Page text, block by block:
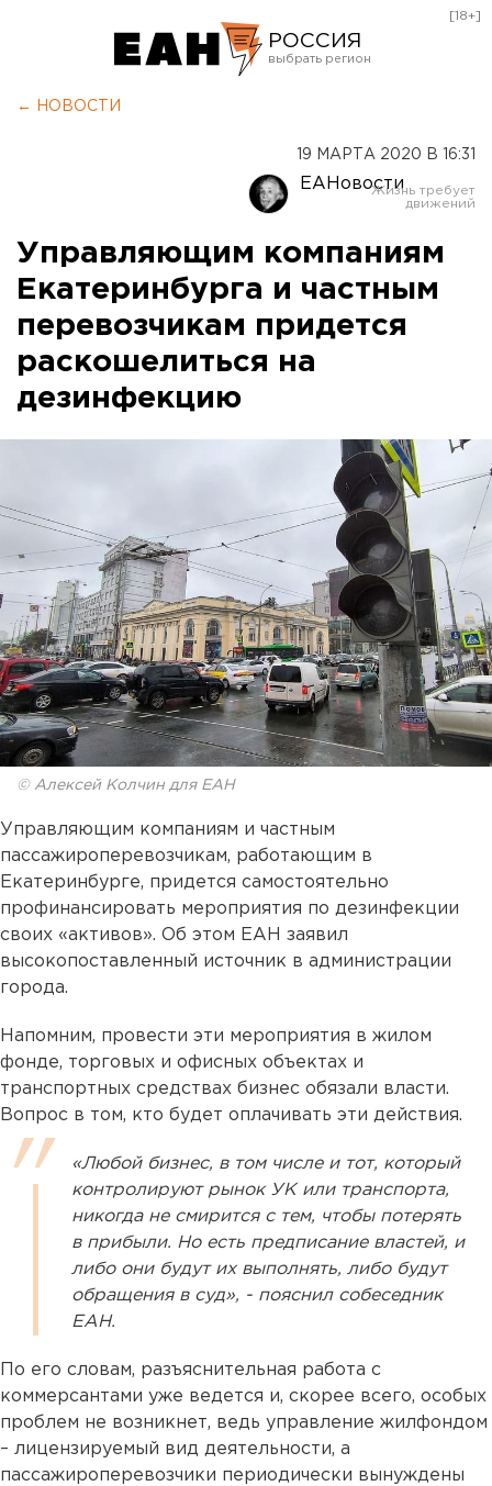
РОССИЯ
Оренбург
[18+]
← НОВОСТИ
19 МАРТА 2020 В 16:31
ЕАНовости
Управляющим компаниям
Екатеринбурга и частным
перевозчикам придется
раскошелиться на
дезинфекцию
© Алексей Колчин для ЕАН
Управляющим компаниям и частным
пассажироперевозчикам, работающим в
Екатеринбурге, придется самостоятельно
профинансировать мероприятия по дезинфекции
своих «активов». Об этом ЕАН заявил
высокопоставленный источник в администрации
города.
Напомним, провести эти мероприятия в жилом
фонде, торговых и офисных объектах и
транспортных средствах бизнес обязали власти.
Вопрос в том, кто будет оплачивать эти действия.
«Любой бизнес, в том числе и тот, который
контролируют рынок УК или транспорта,
никогда не смирится с тем, чтобы потерять
в прибыли. Но есть предписание властей, и
либо они будут их выполнять, либо будут
обращения в суд», - пояснил собеседник
ЕАН.
По его словам, разъяснительная работа с
коммерсантами уже ведется и, скорее всего, особых
проблем не возникнет, ведь управление жилфондом
– лицензируемый вид деятельности, а
пассажироперевозчики периодически вынуждены